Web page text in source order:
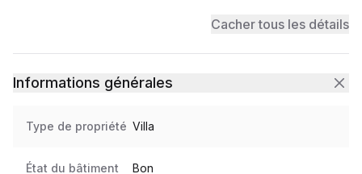
Cacher tous les détails
Informations générales
Type de propriété Villa
État du bâtiment Bon